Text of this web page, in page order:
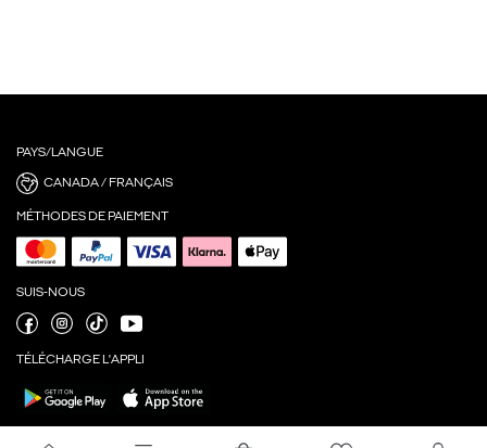
PAYS/LANGUE
CANADA / FRANÇAIS
MÉTHODES DE PAIEMENT
SUIS-NOUS
TÉLÉCHARGE L'APPLI